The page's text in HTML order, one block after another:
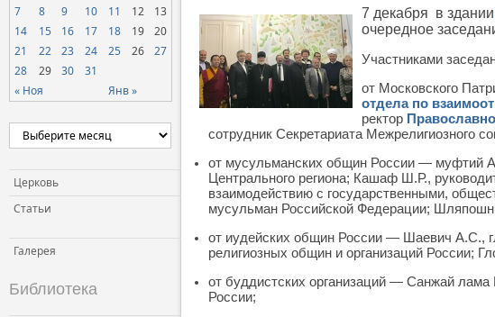
« Ноя Янв »
7
8 9 10 11 12
13
14
15 16 17 18 19
20
21
22 23 24 25 26
27
28
29 30 31
Церковь
Статьи
Галерея
Библиотека
7 декабря в здании
очередное
Участниками
от Московского
отдела по
ректор
сотрудник Секретариата Межрелигиозного
от мусульманских общин России — муфтий
Центрального региона; Кашаф Ш.Р.,
взаимодействию с государственными,
мусульман Российской Федерации;
от иудейских общин России — Шаевич А.С.,
религиозных общин и организаций России;
от буддистских организаций — Санжай лама
России;